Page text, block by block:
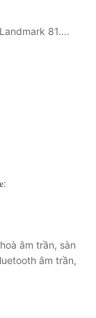
81….
âm trần, sàn
âm trần,